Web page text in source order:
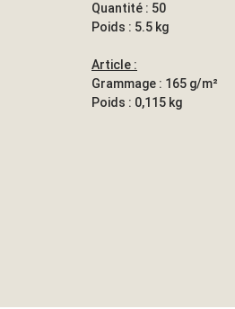
Quantité : 50
Poids : 5.5 kg
Article :
Grammage : 165 g/m²
Poids : 0,115 kg